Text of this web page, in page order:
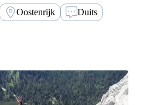
Oostenrijk
Duits